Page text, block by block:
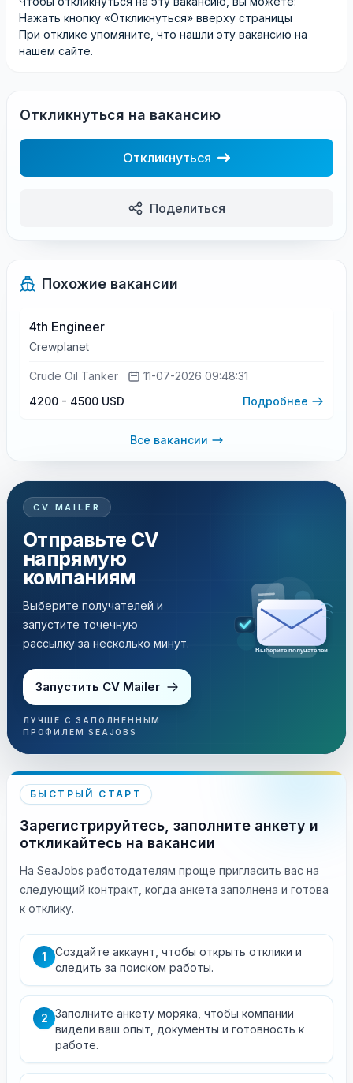
Нажать кнопку «Откликнуться» вверху страницы
При отклике упомяните, что нашли эту вакансию на
нашем сайте.
Откликнуться на вакансию
Откликнуться
Поделиться
Похожие вакансии
4th Engineer
Crewplanet
Crude Oil Tanker
11-07-2026 09:48:31
4200 - 4500 USD
Подробнее
Все вакансии
CV MAILER
Отправьте CV
напрямую
компаниям
Выберите получателей и
запустите точечную
рассылку за несколько минут.
Запустить CV Mailer
ЛУЧШЕ С ЗАПОЛНЕННЫМ
ПРОФИЛЕМ SEAJOBS
Выберите получателей
БЫСТРЫЙ СТАРТ
Зарегистрируйтесь, заполните анкету и
откликайтесь на вакансии
На SeaJobs работодателям проще пригласить вас на
следующий контракт, когда анкета заполнена и готова
к отклику.
1
Создайте аккаунт, чтобы открыть отклики и
следить за поиском работы.
2 Заполните анкету моряка, чтобы компании
видели ваш опыт, документы и готовность к
работе.